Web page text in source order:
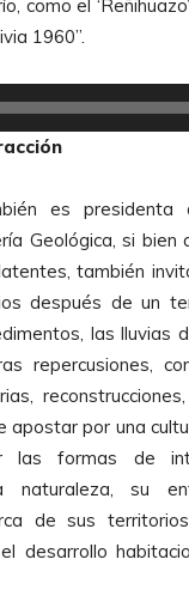
como el
1960”.
es presidenta
Geológica, si
también
después de un
las lluvias
repercusiones,
apostar por una
las formas de
naturaleza, su
de sus
desarrollo